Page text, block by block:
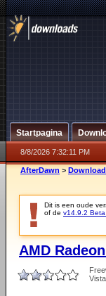
Startpagina
8/8/2026 7:32:11 PM
AfterDawn >
Dit is een oude
of de v14.9.2
AMD